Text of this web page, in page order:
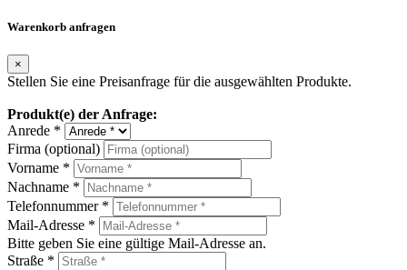
Warenkorb anfragen
×
Stellen Sie eine Preisanfrage für die ausgewählten Produkte.
Produkt(e) der Anfrage:
Anrede *
Firma (optional)
Vorname *
Nachname *
Telefonnummer *
Mail-Adresse *
Bitte geben Sie eine gültige Mail-Adresse an.
Straße *